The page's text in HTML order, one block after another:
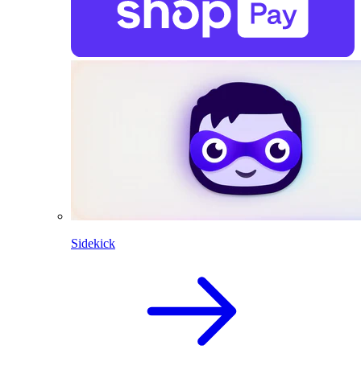
Sidekick